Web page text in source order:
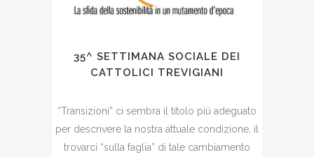
35^ SETTIMANA SOCIALE DEI
CATTOLICI TREVIGIANI
“Transizioni” ci sembra il titolo più adeguato
per descrivere la nostra attuale condizione, il
trovarci “sulla faglia” di tale cambiamento